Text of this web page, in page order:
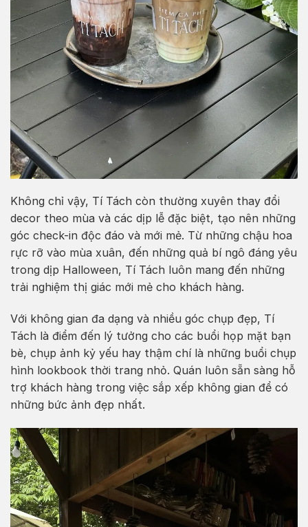
Không chỉ vậy, Tí Tách còn thường xuyên thay đổi
decor theo mùa và các dịp lễ đặc biệt, tạo nên những
góc check-in độc đáo và mới mẻ. Từ những chậu hoa
rực rỡ vào mùa xuân, đến những quả bí ngô đáng yêu
trong dịp Halloween, Tí Tách luôn mang đến những
trải nghiệm thị giác mới mẻ cho khách hàng.
Với không gian đa dạng và nhiều góc chụp đẹp, Tí
Tách là điểm đến lý tưởng cho các buổi họp mặt bạn
bè, chụp ảnh kỷ yếu hay thậm chí là những buổi chụp
hình lookbook thời trang nhỏ. Quán luôn sẵn sàng hỗ
trợ khách hàng trong việc sắp xếp không gian để có
những bức ảnh đẹp nhất.